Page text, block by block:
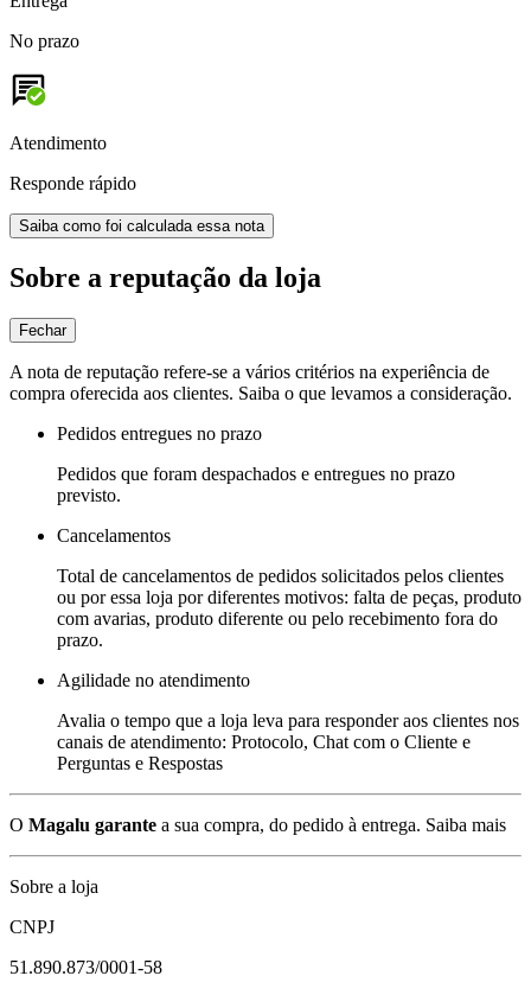
No prazo
Atendimento
Responde rápido
Saiba como foi calculada essa nota
Sobre a reputação da loja
Fechar
A nota de reputação refere-se a vários critérios na experiência de
compra oferecida aos clientes. Saiba o que levamos a consideração.
Pedidos entregues no prazo
Pedidos que foram despachados e entregues no prazo
previsto.
Cancelamentos
Total de cancelamentos de pedidos solicitados pelos clientes
ou por essa loja por diferentes motivos: falta de peças, produto
com avarias, produto diferente ou pelo recebimento fora do
prazo.
Agilidade no atendimento
Avalia o tempo que a loja leva para responder aos clientes nos
canais de atendimento: Protocolo, Chat com o Cliente e
Perguntas e Respostas
O Magalu garante a sua compra, do pedido à entrega. Saiba mais
Sobre a loja
CNPJ
51.890.873/0001-58